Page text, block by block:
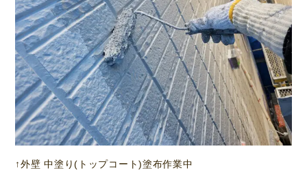
↑外壁 中塗り(トップコート)塗布作業中